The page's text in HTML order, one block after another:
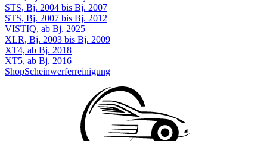
STS, Bj. 2004 bis Bj. 2007
STS, Bj. 2007 bis Bj. 2012
VISTIQ, ab Bj. 2025
XLR, Bj. 2003 bis Bj. 2009
XT4, ab Bj. 2018
XT5, ab Bj. 2016
ShopScheinwerferreinigung